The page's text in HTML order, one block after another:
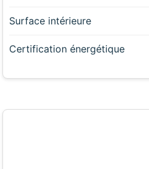
Surface intérieure
Certification énergétique